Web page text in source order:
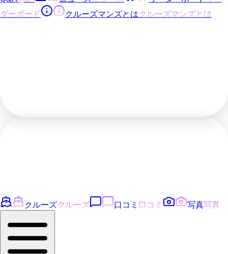
ダーボード
クルーズマンズとはクルーズマンズとは
クルーズクルーズ 口コミ 口コミ 写真写真